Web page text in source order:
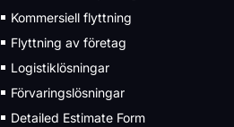
Kommersiell flyttning
Flyttning av företag
Logistiklösningar
Förvaringslösningar
Detailed Estimate Form